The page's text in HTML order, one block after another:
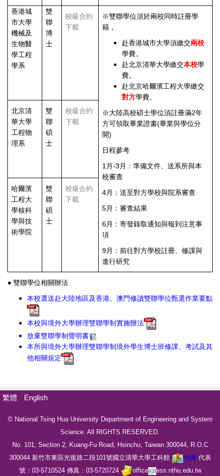
香港城
市大學
機械及
生物醫
學工程
學系
雙
聯
博
士
校級合約
下載
※雙聯學位須於兩校同時註冊學
籍，
赴香港城市大學須繳交兩校
學費。
赴北京清華大學繳交本校學
費。
赴北京哈爾濱工程大學繳交
對方學費。
※大陸高校碩士學位須註冊滿2年
方可領取畢業證書(畢業與學位分
開)
日程參考
1月-3月：準備文件、送系所與本
校審查
4月：送至對方學校與院系審查
5月：審查結果
6月：寄發錄取通知與報到注意事
項
9月：前往對方學校註冊、修課與
進行研究
北京清
華大學
工程物
理系
雙
聯
碩
士
校級合約
下載
哈爾濱
工程大
學核科
學與技
術學院
雙
聯
碩
士
校級合約
下載
● 雙聯學位相關辦法
本校選送赴大陸地區及香港、澳門修讀雙聯學位甄選作業要點
本校與境外大學辦理雙聯學制實施辦法
放棄雙聯學制聲明書
本所與境外大學辦理雙聯學制境外學生博士班修課、考試及其
他相關規定
繁體 English
© National Tsing Hua University Department of Engineering and System
Science. All RIGHTS RESERVED.
No. 101, Section 2, Kuang-Fu Road, Hsinchu, Taiwan 300044, R.O.C
300044 新竹市東區光復路二段101號國立清華大學工科館 地圖 代表
號： 03-5710524傳真： 03-5720724 office ess.nthu.edu.tw